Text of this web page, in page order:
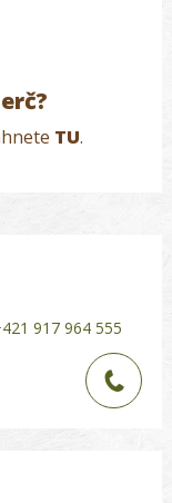
TU.
917 964 555